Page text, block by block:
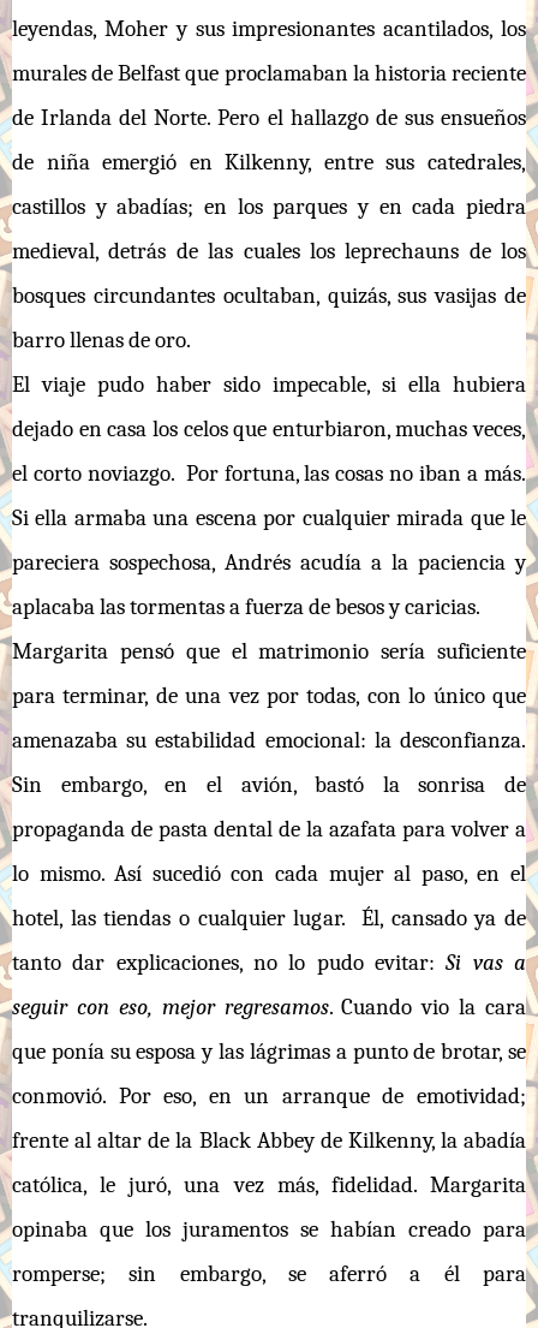
leyendas, Moher y sus impresionantes acantilados, los
murales de Belfast que proclamaban la historia reciente
de Irlanda del Norte. Pero el hallazgo de sus ensueños
de niña emergió en Kilkenny, entre sus catedrales,
castillos y abadías; en los parques y en cada piedra
medieval, detrás de las cuales los leprechauns de los
bosques circundantes ocultaban, quizás, sus vasijas de
barro llenas de oro.
El viaje pudo haber sido impecable, si ella hubiera
dejado en casa los celos que enturbiaron, muchas veces,
el corto noviazgo. Por fortuna, las cosas no iban a más.
Si ella armaba una escena por cualquier mirada que le
pareciera sospechosa, Andrés acudía a la paciencia y
aplacaba las tormentas a fuerza de besos y caricias.
Margarita pensó que el matrimonio sería suficiente
para terminar, de una vez por todas, con lo único que
amenazaba su estabilidad emocional: la desconfianza.
Sin embargo, en el avión, bastó la sonrisa de
propaganda de pasta dental de la azafata para volver a
lo mismo. Así sucedió con cada mujer al paso, en el
hotel, las tiendas o cualquier lugar. Él, cansado ya de
tanto dar explicaciones, no lo pudo evitar:Si vas a
seguir con eso, mejor regresamos. Cuando vio la cara
que ponía su esposa y las lágrimas a punto de brotar, se
conmovió. Por eso, en un arranque de emotividad;
frente al altar de la Black Abbey de Kilkenny, la abadía
católica, le juró, una vez más, fidelidad. Margarita
opinaba que los juramentos se habían creado para
romperse; sin embargo, se aferró a él para
tranquilizarse.